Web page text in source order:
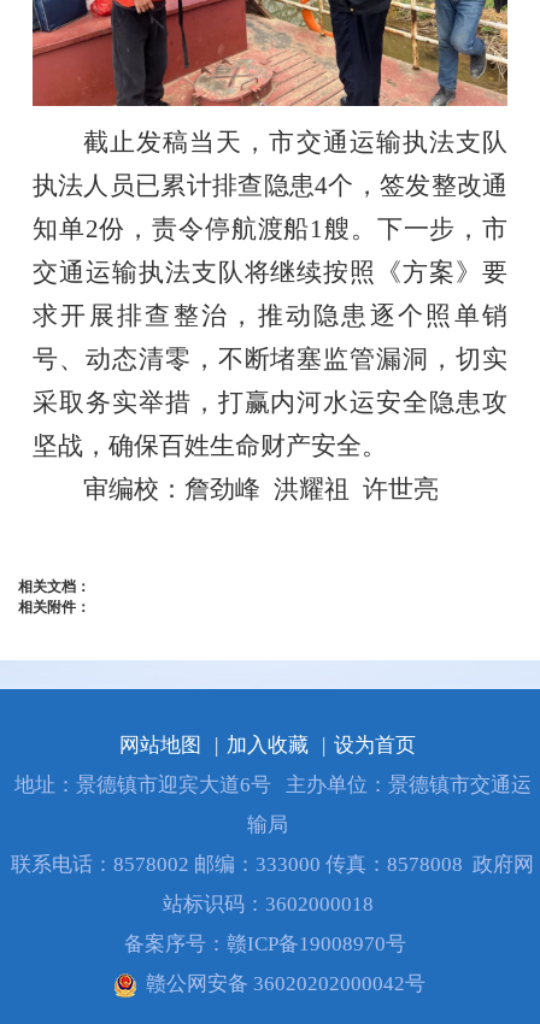
截止发稿当天，市交通运输执法支队
执法人员已累计排查隐患4个，签发整改通
知单2份，责令停航渡船1艘。下一步，市
交通运输执法支队将继续按照《方案》要
求开展排查整治，推动隐患逐个照单销
号、动态清零，不断堵塞监管漏洞，切实
采取务实举措，打赢内河水运安全隐患攻
坚战，确保百姓生命财产安全。
审编校：詹劲峰 洪耀祖 许世亮
相关文档：
相关附件：
网站地图 | 加入收藏 | 设为首页
地址：景德镇市迎宾大道6号
主办单位：景德镇市交通运
输局
联系电话：8578002 邮编：333000 传真：8578008 政府网
站标识码：3602000018
备案序号： 赣ICP备19008970号
赣公网安备 36020202000042号